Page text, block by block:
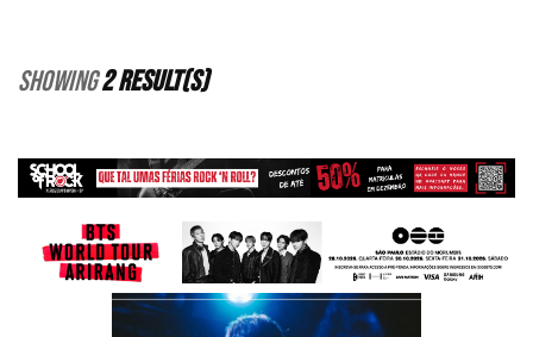
Showing2 Result(s)